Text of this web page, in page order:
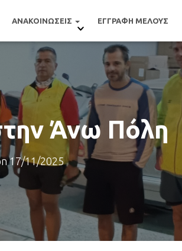
ΑΝΑΚΟΙΝΩΣΕΙΣ ΕΓΓΡΑΦΗ ΜΕΛΟΥΣ
Άνω Πόλη
17/11/2025